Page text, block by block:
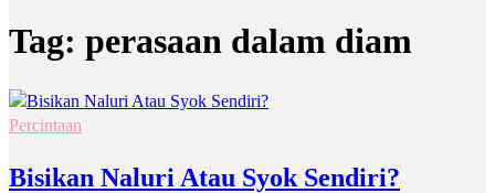
Tag: perasaan dalam diam
Percintaan
Bisikan Naluri Atau Syok Sendiri?